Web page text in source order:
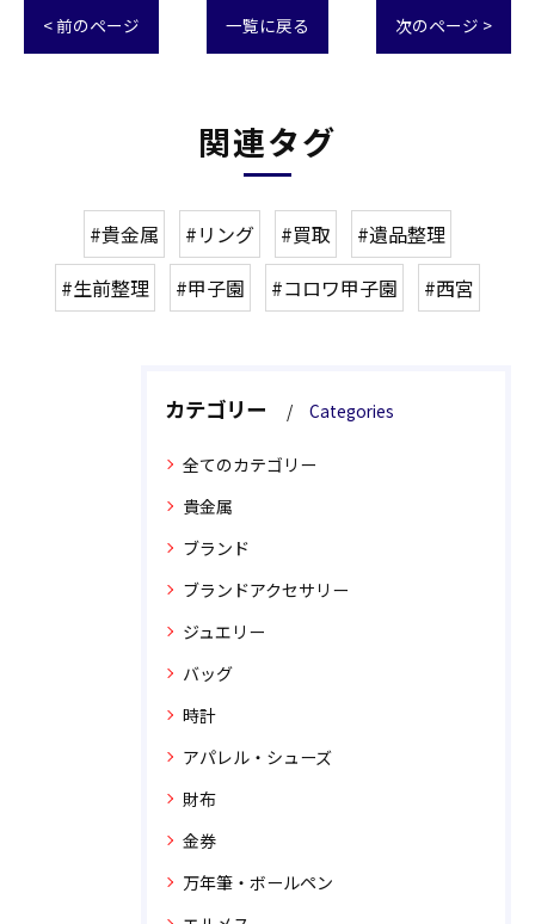
< 前のページ 一覧に戻る 次のページ >
関連タグ
#貴金属 #リング #買取
#遺品整理
#生前整理
#甲子園 #コロワ甲子園 #西宮
カテゴリー Categories
全てのカテゴリー
貴金属
ブランド
ブランドアクセサリー
ジュエリー
バッグ
時計
アパレル・シューズ
財布
金券
万年筆・ボールペン